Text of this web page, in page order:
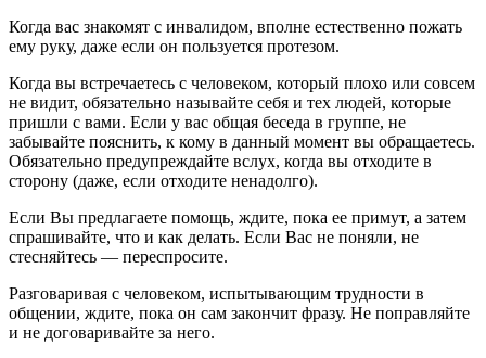
Когда вас знакомят с инвалидом, вполне естественно пожать
ему руку, даже если он пользуется протезом.
Когда вы встречаетесь с человеком, который плохо или совсем
не видит, обязательно называйте себя и тех людей, которые
пришли с вами. Если у вас общая беседа в группе, не
забывайте пояснить, к кому в данный момент вы обращаетесь.
Обязательно предупреждайте вслух, когда вы отходите в
сторону (даже, если отходите ненадолго).
Если Вы предлагаете помощь, ждите, пока ее примут, а затем
спрашивайте, что и как делать. Если Вас не поняли, не
стесняйтесь — переспросите.
Разговаривая с человеком, испытывающим трудности в
общении, ждите, пока он сам закончит фразу. Не поправляйте
и не договаривайте за него.